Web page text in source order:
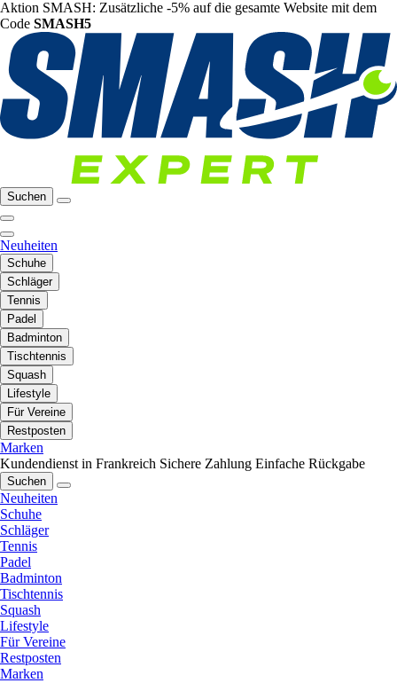
Aktion SMASH: Zusätzliche -5% auf die gesamte Website mit dem
Code SMASH5
Suchen
Neuheiten
Schuhe
Schläger
Tennis
Padel
Badminton
Tischtennis
Squash
Lifestyle
Für Vereine
Restposten
Marken
Kundendienst in Frankreich Sichere Zahlung Einfache Rückgabe
Suchen
Neuheiten
Schuhe
Schläger
Tennis
Padel
Badminton
Tischtennis
Squash
Lifestyle
Für Vereine
Restposten
Marken